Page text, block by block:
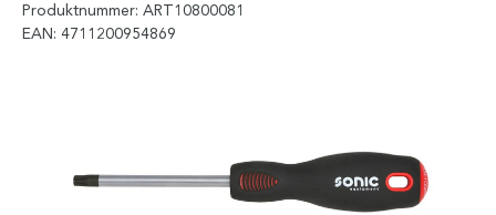
Produktnummer: ART10800081
EAN: 4711200954869